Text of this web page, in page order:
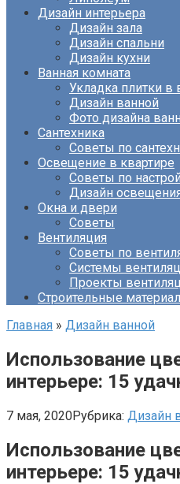
Дизайн интерьера
Дизайн зала
Дизайн спальни
Дизайн кухни
Ванная комната
Укладка плитки в
Дизайн ванной
Фото дизайна
Сантехника
Советы по
Освещение в квартире
Советы по
Дизайн
Окна и двери
Советы
Вентиляция
Советы по
Системы
Проекты
Строительные
Главная » Дизайн ванной
Использование
интерьере: 15
7 мая, 2020Рубрика: Дизайн
Использование
интерьере: 15